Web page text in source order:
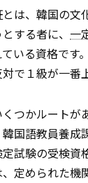
は、韓国の文
する者に、 一
いる資格です
で１級が一番
つかルートが
国語教員養成
試験の受検資
定められた機